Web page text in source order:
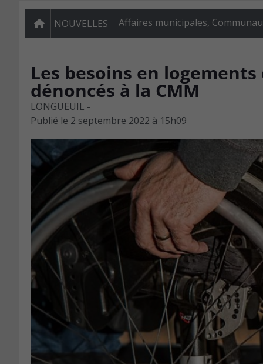
NOUVELLES Affaires municipales,
Les besoins en
dénoncés à la CMM
LONGUEUIL -
Publié le 2 septembre 2022 à 15h09